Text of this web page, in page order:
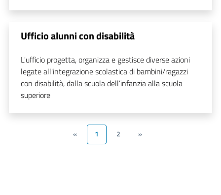
Ufficio alunni con disabilità
L'ufficio progetta, organizza e gestisce diverse azioni
legate all'integrazione scolastica di bambini/ragazzi
con disabilità, dalla scuola dell’infanzia alla scuola
superiore
« 1 2 »